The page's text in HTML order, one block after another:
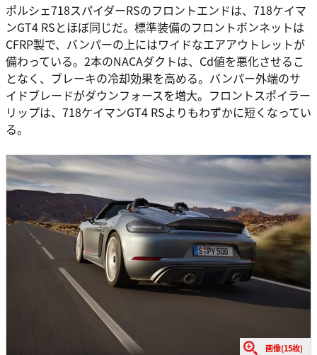
ポルシェ718スパイダーRSのフロントエンドは、718ケイマ
ンGT4 RSとほぼ同じだ。標準装備のフロントボンネットは
CFRP製で、バンパーの上にはワイドなエアアウトレットが
備わっている。2本のNACAダクトは、Cd値を悪化させるこ
となく、ブレーキの冷却効果を高める。バンパー外端のサ
イドブレードがダウンフォースを増大。フロントスポイラー
リップは、718ケイマンGT4 RSよりもわずかに短くなってい
る。
画像(15枚)